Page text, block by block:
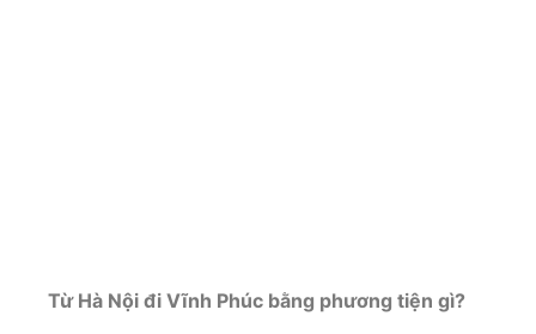
Từ Hà Nội đi Vĩnh Phúc bằng phương tiện gì?